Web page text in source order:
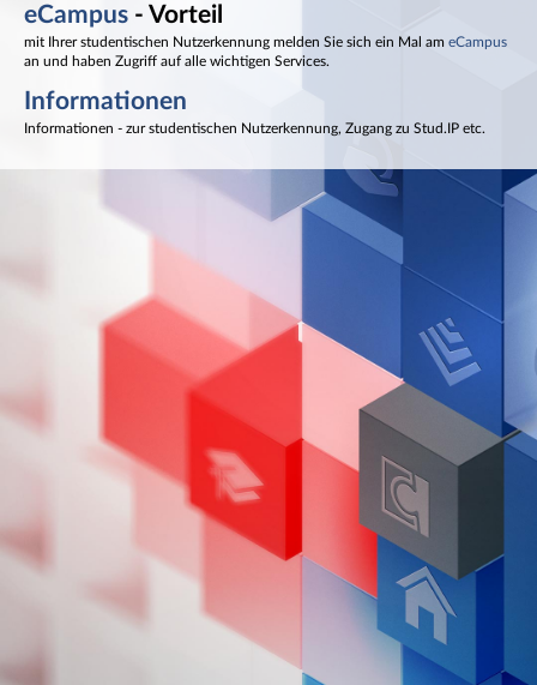
eCampus - Vorteil
mit Ihrer studentischen Nutzerkennung melden Sie sich ein Mal am eCampus
an und haben Zugriff auf alle wichtigen Services.
Informationen
Informationen - zur studentischen Nutzerkennung, Zugang zu Stud.IP etc.